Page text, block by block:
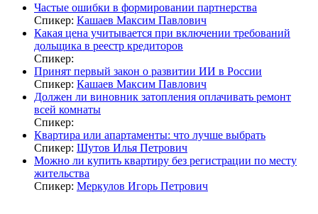
Частые ошибки в формировании партнерства
Спикер: Кашаев Максим Павлович
Какая цена учитывается при включении требований
дольщика в реестр кредиторов
Спикер:
Принят первый закон о развитии ИИ в России
Спикер: Кашаев Максим Павлович
Должен ли виновник затопления оплачивать ремонт
всей комнаты
Спикер:
Квартира или апартаменты: что лучше выбрать
Спикер: Шутов Илья Петрович
Можно ли купить квартиру без регистрации по месту
жительства
Спикер: Меркулов Игорь Петрович